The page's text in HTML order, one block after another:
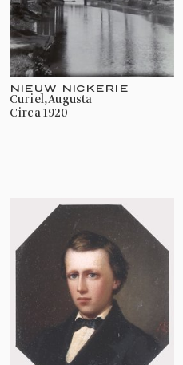
NIEUW NICKERIE
Curiel, Augusta
circa 1920